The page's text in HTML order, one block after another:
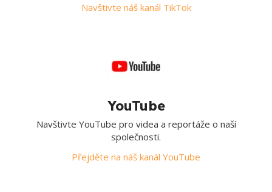
Navštivte náš kanál TikTok
YouTube
Navštivte YouTube pro videa a reportáže o naší
společnosti.
Přejděte na náš kanál YouTube